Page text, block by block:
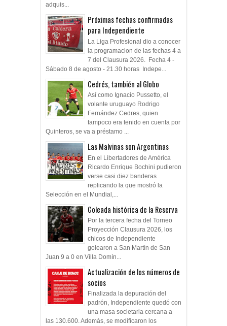
adquis...
Próximas fechas confirmadas
para Independiente
La Liga Profesional dio a conocer
la programacion de las fechas 4 a
7 del Clausura 2026. Fecha 4 -
Sábado 8 de agosto - 21.30 horas Indepe...
Cedrés, también al Globo
Así como Ignacio Pussetto, el
volante uruguayo Rodrigo
Fernández Cedres, quien
tampoco era tenido en cuenta por
Quinteros, se va a préstamo ...
Las Malvinas son Argentinas
En el Libertadores de América
Ricardo Enrique Bochini pudieron
verse casi diez banderas
replicando la que mostró la
Selección en el Mundial,...
Goleada histórica de la Reserva
Por la tercera fecha del Torneo
Proyección Clausura 2026, los
chicos de Independiente
golearon a San Martín de San
Juan 9 a 0 en Villa Domín...
Actualización de los números de
socios
Finalizada la depuración del
padrón, Independiente quedó con
una masa societaria cercana a
las 130.600. Además, se modificaron los